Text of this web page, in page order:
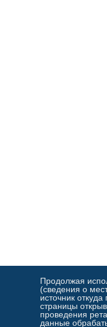
Продолжая
(сведения о
источник
страницы
проведения
данные